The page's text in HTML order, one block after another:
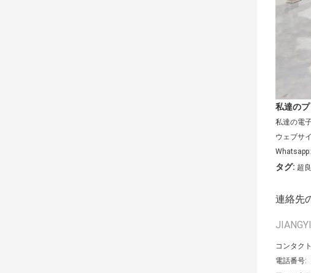
私達の
私達の電
ウェブサ
タグ: 超
連絡先
コンタク
電話番号: